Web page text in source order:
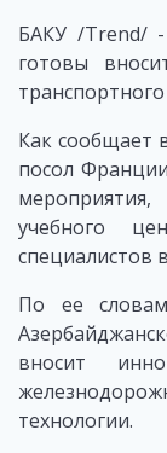
БАКУ /Trend/
готовы
Как сообщает
посол
учебного
специалистов
По ее
вносит
технологии.